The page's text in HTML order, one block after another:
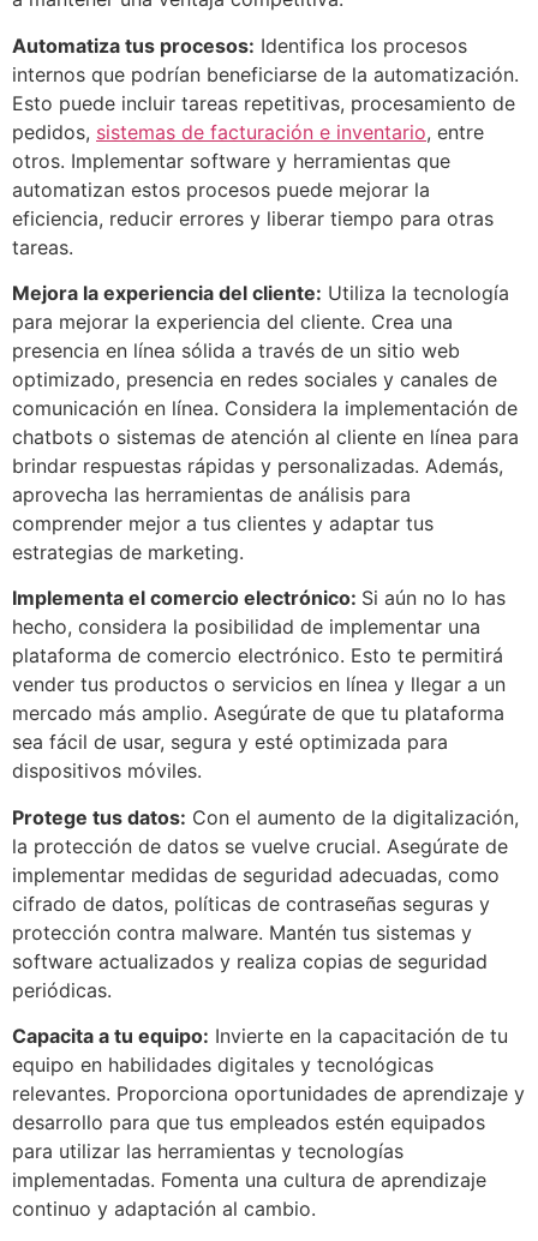
Automatiza tus procesos: Identifica los procesos
internos que podrían beneficiarse de la automatización.
Esto puede incluir tareas repetitivas, procesamiento de
pedidos, sistemas de facturación e inventario, entre
otros. Implementar software y herramientas que
automatizan estos procesos puede mejorar la
eficiencia, reducir errores y liberar tiempo para otras
tareas.
Mejora la experiencia del cliente: Utiliza la tecnología
para mejorar la experiencia del cliente. Crea una
presencia en línea sólida a través de un sitio web
optimizado, presencia en redes sociales y canales de
comunicación en línea. Considera la implementación de
chatbots o sistemas de atención al cliente en línea para
brindar respuestas rápidas y personalizadas. Además,
aprovecha las herramientas de análisis para
comprender mejor a tus clientes y adaptar tus
estrategias de marketing.
Implementa el comercio electrónico: Si aún no lo has
hecho, considera la posibilidad de implementar una
plataforma de comercio electrónico. Esto te permitirá
vender tus productos o servicios en línea y llegar a un
mercado más amplio. Asegúrate de que tu plataforma
sea fácil de usar, segura y esté optimizada para
dispositivos móviles.
Protege tus datos: Con el aumento de la digitalización,
la protección de datos se vuelve crucial. Asegúrate de
implementar medidas de seguridad adecuadas, como
cifrado de datos, políticas de contraseñas seguras y
protección contra malware. Mantén tus sistemas y
software actualizados y realiza copias de seguridad
periódicas.
Capacita a tu equipo: Invierte en la capacitación de tu
equipo en habilidades digitales y tecnológicas
relevantes. Proporciona oportunidades de aprendizaje y
desarrollo para que tus empleados estén equipados
para utilizar las herramientas y tecnologías
implementadas. Fomenta una cultura de aprendizaje
continuo y adaptación al cambio.